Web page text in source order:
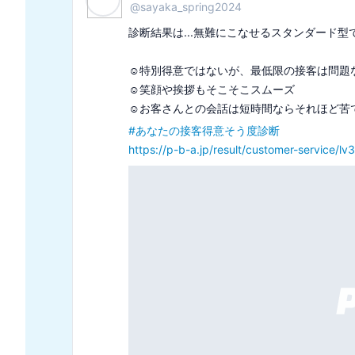
takumi_tech_no1
診断結果は...JIMIN(ジミン)でした
優しく思いやりのある性格
いつも笑顔で、周りを明るくする
繊細で感受性が豊か
あなたに似ているBTSのメンバー
https://p-b-a.jp/result/bts/jimin